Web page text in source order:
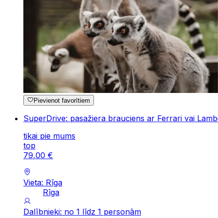
Pievienot favorītiem
SuperDrive: pasažiera brauciens ar Ferrari vai
tikai pie mums
top
79,00 €
Vieta: Rīga
Rīga
Dalībnieki: no 1 līdz 1 personām